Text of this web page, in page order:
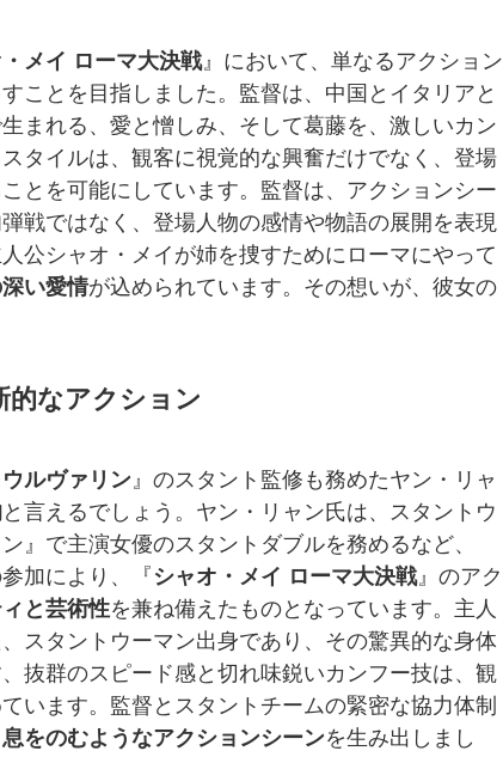
メイ ローマ大決戦』において、単なるアクション
ことを目指しました。監督は、中国とイタリアと
まれる、愛と憎しみ、そして葛藤を、激しいカン
タイルは、観客に視覚的な興奮だけでなく、登場
とを可能にしています。監督は、アクションシー
戦ではなく、登場人物の感情や物語の展開を表現
公シャオ・メイが姉を捜すためにローマにやって
い愛情が込められています。その想いが、彼女の
的なアクション
ルヴァリン』のスタント監修も務めたヤン・リャ
と言えるでしょう。ヤン・リャン氏は、スタントウ
』で主演女優のスタントダブルを務めるなど、
加により、『 シャオ・メイ ローマ大決戦』のアク
と芸術性を兼ね備えたものとなっています。主人
スタントウーマン出身であり、その驚異的な身体
抜群のスピード感と切れ味鋭いカンフー技は、観
います。監督とスタントチームの緊密な協力体制
息をのむようなアクションシーンを生み出しまし